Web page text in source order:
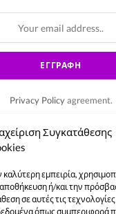
Συγκατάθεσης
καλύτερη εμπειρία,
ή/και την
σε αυτές τις
όπως συμπεριφορά
Privacy Policyagreement.